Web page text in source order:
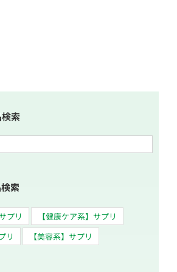
索
索
プリ
【健康ケア系】サプリ
リ
【美容系】サプリ